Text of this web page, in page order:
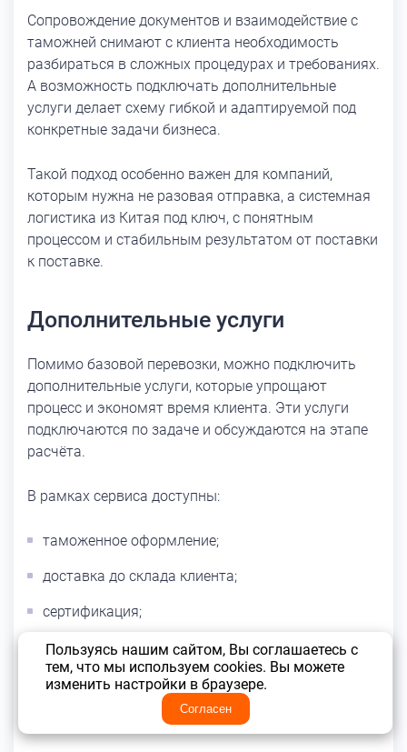
Пользуясь нашим сайтом, Вы соглашаетесь с
тем, что мы используем cookies. Вы можете
изменить настройки в браузере.
Согласен
Сопровождение документов и взаимодействие с
таможней снимают с клиента необходимость
разбираться в сложных процедурах и требованиях.
А возможность подключать дополнительные
услуги делает схему гибкой и адаптируемой под
конкретные задачи бизнеса.
Такой подход особенно важен для компаний,
которым нужна не разовая отправка, а системная
логистика из Китая под ключ, с понятным
процессом и стабильным результатом от поставки
к поставке.
Дополнительные услуги
Помимо базовой перевозки, можно подключить
дополнительные услуги, которые упрощают
процесс и экономят время клиента. Эти услуги
подключаются по задаче и обсуждаются на этапе
расчёта.
В рамках сервиса доступны:
таможенное оформление;
доставка до склада клиента;
сертификация;
маркировка;
страхование груза;
проведение оплат поставщикам.